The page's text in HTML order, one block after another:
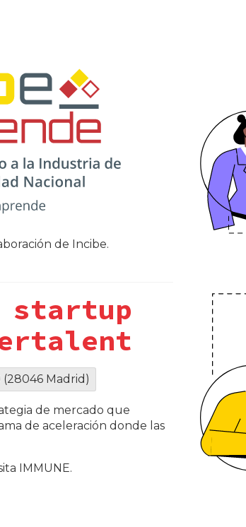
de Incibe.
startup
(28046 Madrid)
de mercado que
de aceleración donde las
IMMUNE.